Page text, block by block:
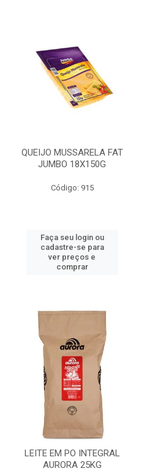
QUEIJO MUSSARELA FAT
JUMBO 18X150G
Código: 915
Faça seu login ou
cadastre-se para
ver preços e
comprar
LEITE EM PO INTEGRAL
AURORA 25KG